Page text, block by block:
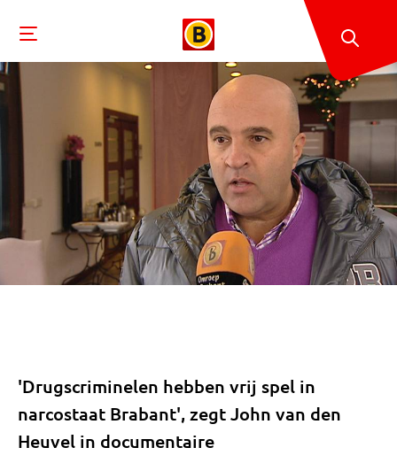
'Drugscriminelen hebben vrij spel in
narcostaat Brabant', zegt John van den
Heuvel in documentaire